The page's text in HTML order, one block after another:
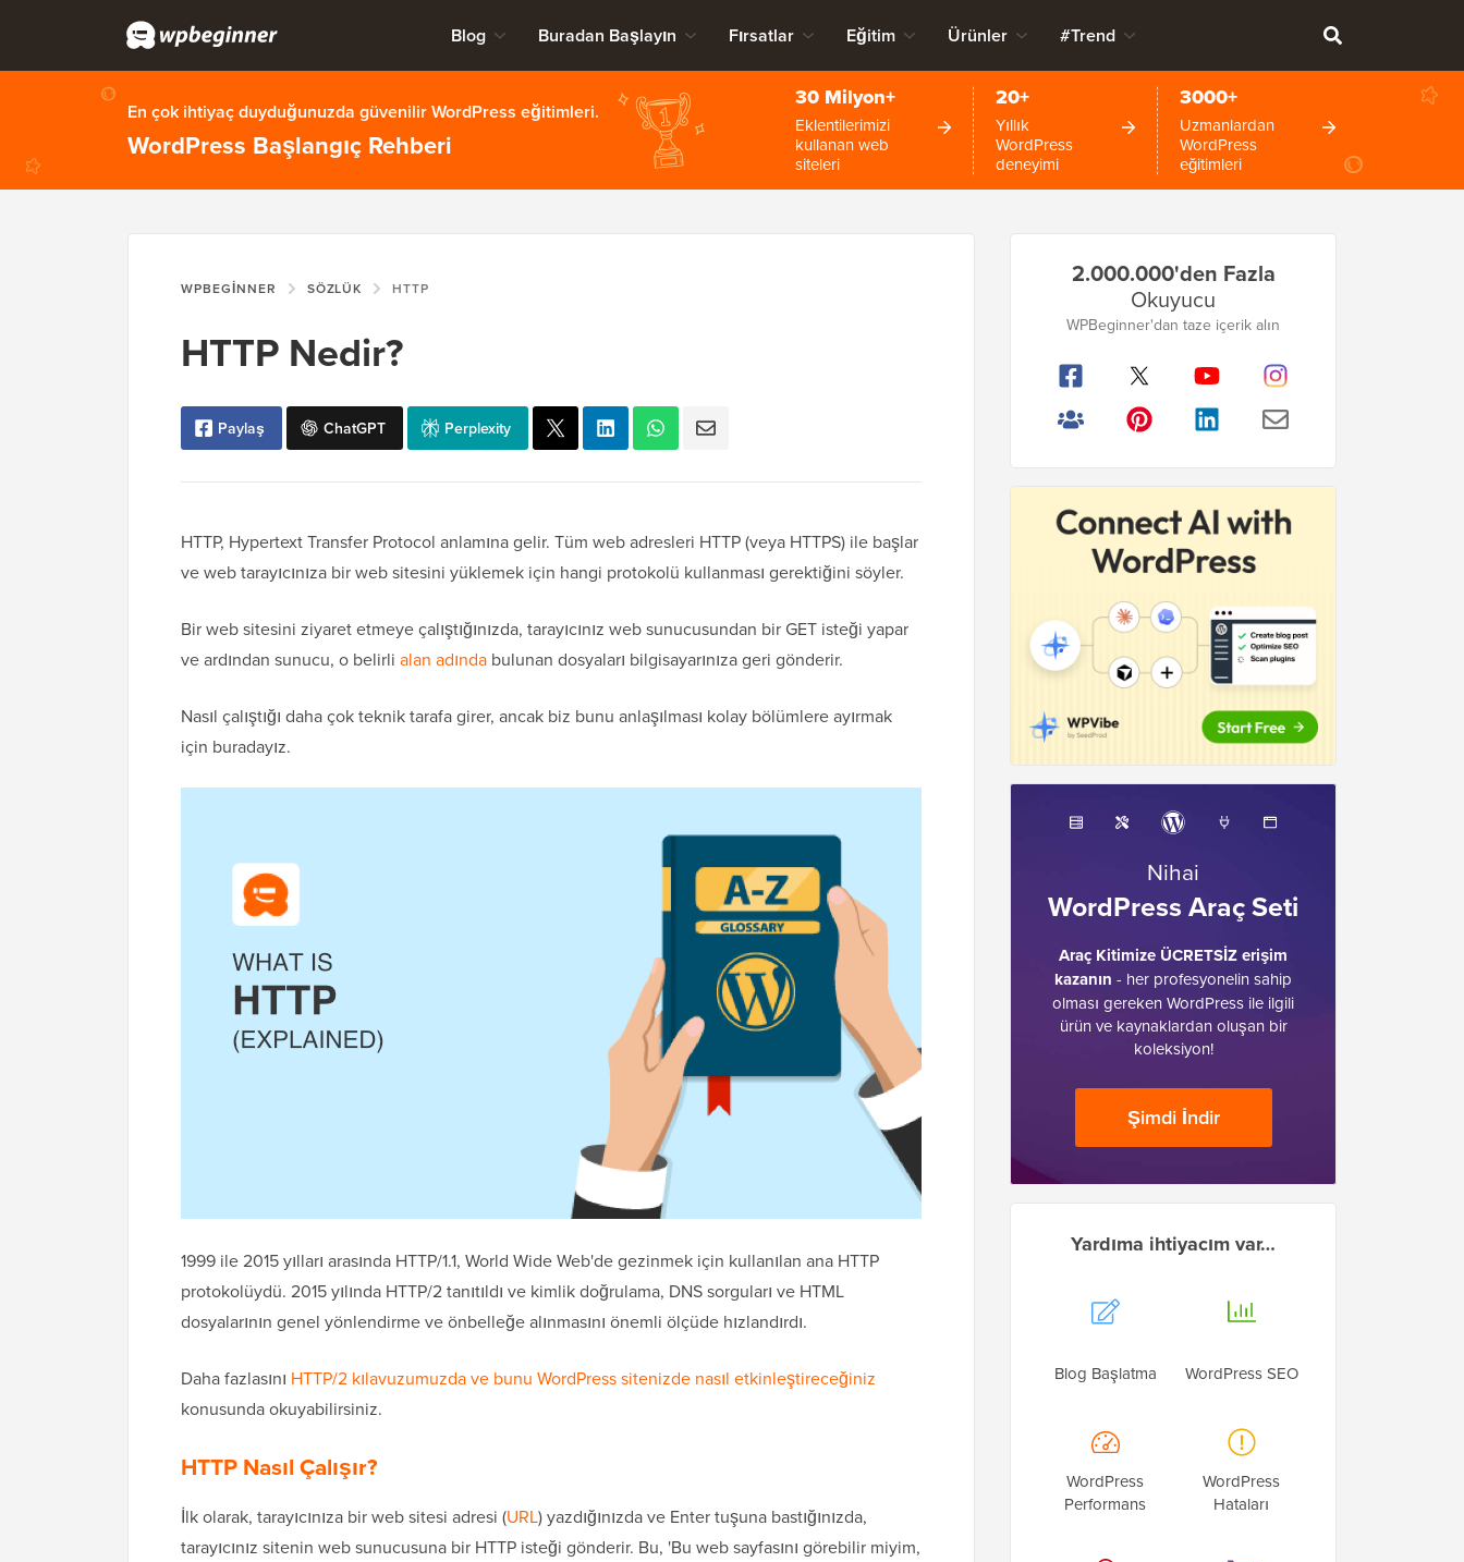
Blog Buradan Başlayın Fırsatlar Eğitim Ürünler #Trend
En çok ihtiyaç duyduğunuzda güvenilir WordPress eğitimleri.
WordPress Başlangıç Rehberi
30 Milyon+
Eklentilerimizi
kullanan web
siteleri
20+
Yıllık
WordPress
deneyimi
3000+
Uzmanlardan
WordPress
eğitimleri
WPBEGINNER SÖZLÜK HTTP
HTTP Nedir?
Paylaş ChatGPT Perplexity
HTTP, Hypertext Transfer Protocol anlamına gelir. Tüm web adresleri HTTP (veya HTTPS) ile başlar
ve web tarayıcınıza bir web sitesini yüklemek için hangi protokolü kullanması gerektiğini söyler.
Bir web sitesini ziyaret etmeye çalıştığınızda, tarayıcınız web sunucusundan bir GET isteği yapar
ve ardından sunucu, o belirli alan adında bulunan dosyaları bilgisayarınıza geri gönderir.
Nasıl çalıştığı daha çok teknik tarafa girer, ancak biz bunu anlaşılması kolay bölümlere ayırmak
için buradayız.
1999 ile 2015 yılları arasında HTTP/1.1, World Wide Web'de gezinmek için kullanılan ana HTTP
protokolüydü. 2015 yılında HTTP/2 tanıtıldı ve kimlik doğrulama, DNS sorguları ve HTML
dosyalarının genel yönlendirme ve önbelleğe alınmasını önemli ölçüde hızlandırdı.
Daha fazlasını HTTP/2 kılavuzumuzda ve bunu WordPress sitenizde nasıl etkinleştireceğiniz
konusunda okuyabilirsiniz.
HTTP Nasıl Çalışır?
İlk olarak, tarayıcınıza bir web sitesi adresi (URL) yazdığınızda ve Enter tuşuna bastığınızda,
tarayıcınız sitenin web sunucusuna bir HTTP isteği gönderir. Bu, 'Bu web sayfasını görebilir miyim,
Kenar
Çubuğu
2.000.000'den Fazla
Okuyucu
WPBeginner'dan taze içerik alın
Nihai
WordPress Araç Seti
Araç Kitimize ÜCRETSİZ erişim
kazanın - her profesyonelin sahip
olması gereken WordPress ile ilgili
ürün ve kaynaklardan oluşan bir
koleksiyon!
Şimdi İndir
Yardıma ihtiyacım var…
Blog Başlatma WordPress SEO
WordPress
Performans
WordPress
Hataları